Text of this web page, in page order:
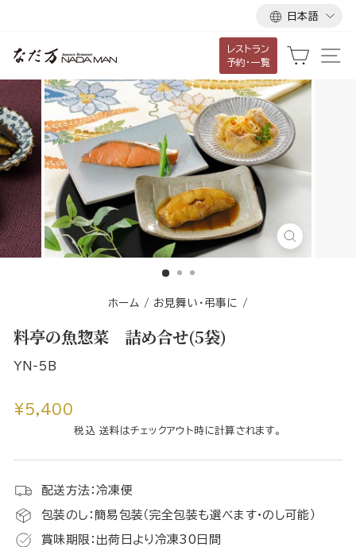
し
て
コ
ン
テ
ン
ツ
に
移
言
語
日本語
レストラン
予約・一覧
カート
閉
ホーム / お見舞い・弔事に /
料亭の魚惣菜 詰め合せ(5袋)
YN-5B
通
¥5,400
税込 送料はチェックアウト時に計算されます。
配送方法：冷凍便
包装のし：簡易包装（完全包装も選べます・のし可能）
賞味期限：出荷日より冷凍30日間